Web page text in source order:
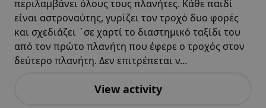
περιλαμβάνει όλους τους πλανήτες. Κάθε παιδί
είναι αστροναύτης, γυρίζει τον τροχό δυο φορές
και σχεδιάζει ΄σε χαρτί το διαστημικό ταξίδι του
από τον πρώτο πλανήτη που έφερε ο τροχός στον
δεύτερο πλανήτη. Δεν επιτρέπεται ν...
View activity